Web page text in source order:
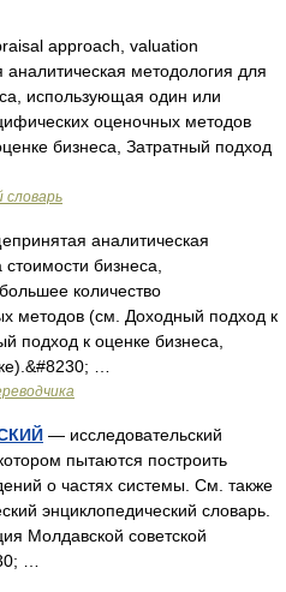
approach, valuation
методология для
использующая один или
оценочных методов
бизнеса, Затратный подход
аналитическая
бизнеса,
количество
методов (см. Доходный подход к
подход к оценке бизнеса,
…
— исследовательский
пытаются построить
о частях системы. См. также
энциклопедический словарь.
Молдавской советской
…